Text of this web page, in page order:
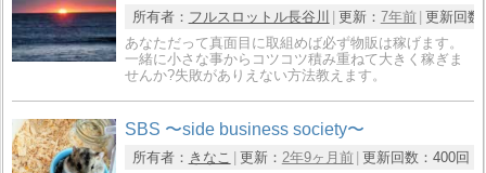
所有者： フルスロットル長谷川 更新： 7年前 更新回数
あなただって真面目に取組めば必ず物販は稼げます。
一緒に小さな事からコツコツ積み重ねて大きく稼ぎま
せんか?失敗がありえない方法教えます。
SBS 〜side business society〜
所有者： きなこ 更新： 2年9ヶ月前 更新回数： 400回